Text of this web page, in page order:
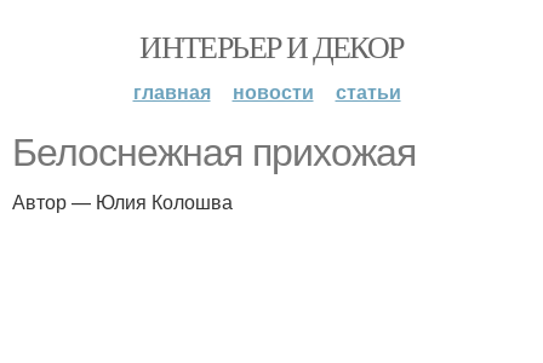
ИНТЕРЬЕР И ДЕКОР
главная новости статьи
Белоснежная прихожая
Автор — Юлия Колошва